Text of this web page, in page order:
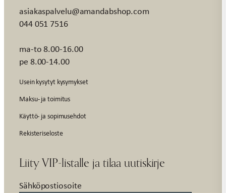
asiakaspalvelu@amandabshop.com
044 051 7516
ma-to 8.00-16.00
pe 8.00-14.00
Usein kysytyt kysymykset
Maksu- ja toimitus
Käyttö- ja sopimusehdot
Rekisteriseloste
Liity VIP-listalle ja tilaa uutiskirje
Sähköpostiosoite